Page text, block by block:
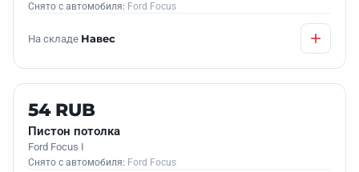
Снято с автомобиля: Ford Focus
На складе Навес
Б/У В НАЛИЧИИ
54 RUB
Пистон потолка
Ford Focus I
Снято с автомобиля: Ford Focus